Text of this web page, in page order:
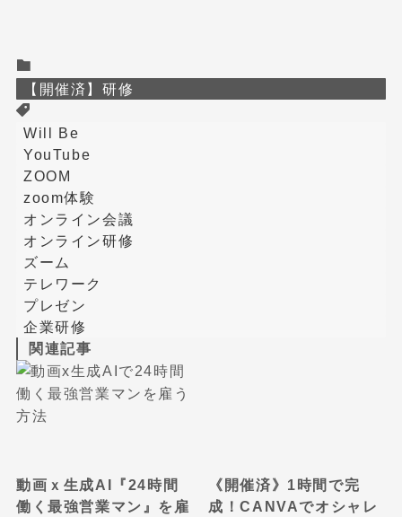
【開催済】研修
Will Be
YouTube
ZOOM
zoom体験
オンライン会議
オンライン研修
ズーム
テレワーク
プレゼン
企業研修
関連記事
動画ｘ生成AI『24時間
働く最強営業マン』を雇
《開催済》1時間で完
成！CANVAでオシャレ